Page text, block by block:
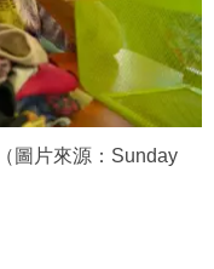
圖片來源：Sunday